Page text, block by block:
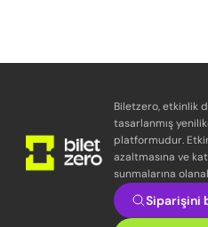
Biletzero, etkinlik
tasarlanmış
platformudur.
azaltmasına ve
sunmalarına
Siparişini